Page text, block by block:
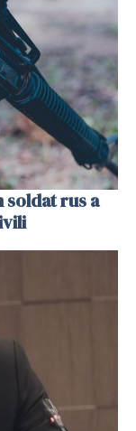
soldat rus a